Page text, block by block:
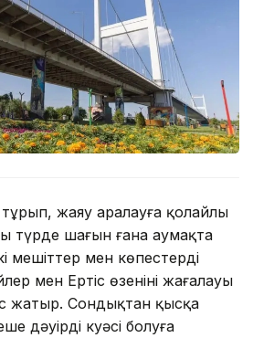
тұрып, жаяу аралауға қолайлы
түрде шағын ғана аумақта
мешіттер мен көпестердің
мен Ертіс өзенінің жағалауы
жатыр. Сондықтан қысқа
дәуірдің куәсі болуға